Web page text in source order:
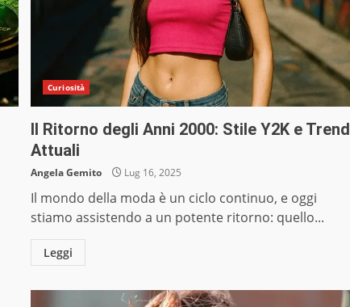
Curiosità
Il Ritorno degli Anni 2000: Stile Y2K e Trend
Attuali
Angela Gemito Lug 16, 2025
Il mondo della moda è un ciclo continuo, e oggi
stiamo assistendo a un potente ritorno: quello...
Leggi